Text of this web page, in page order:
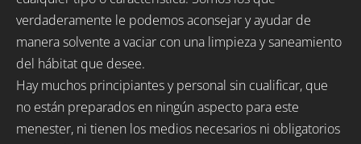
verdaderamente le podemos aconsejar y ayudar de
manera solvente a vaciar con una limpieza y saneamiento
del hábitat que desee.
Hay muchos principiantes y personal sin cualificar, que
no están preparados en ningún aspecto para este
menester, ni tienen los medios necesarios ni obligatorios